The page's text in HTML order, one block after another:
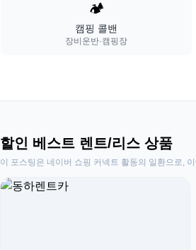
🏕️
캠핑 콜밴
장비운반·캠핑장
할인 베스트 렌트/리스 상품
이 포스팅은 네이버 쇼핑 커넥트 활동의 일환으로,